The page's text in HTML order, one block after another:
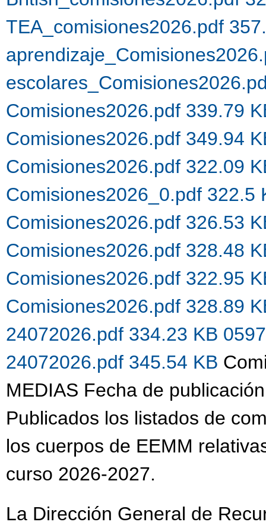
TEA_comisiones2026.pdf
Comisiones2026.pdf 339.79
Comisiones2026.pdf 349.94
Comisiones2026.pdf 322.09
Comisiones2026_0.pdf 322.5
Comisiones2026.pdf 326.53
Comisiones2026.pdf 328.48
Comisiones2026.pdf 322.95
Comisiones2026.pdf 328.89
24072026.pdf 334.23 KB
24072026.pdf 345.54 KB
MEDIAS Fecha de
Publicados los listados de
los cuerpos de EEMM
curso 2026-2027.
La Dirección General de